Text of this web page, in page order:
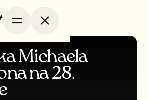
Michaela
na 28.